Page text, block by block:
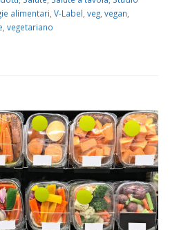
alimentari, V-Label, veg, vegan,
, vegetariano